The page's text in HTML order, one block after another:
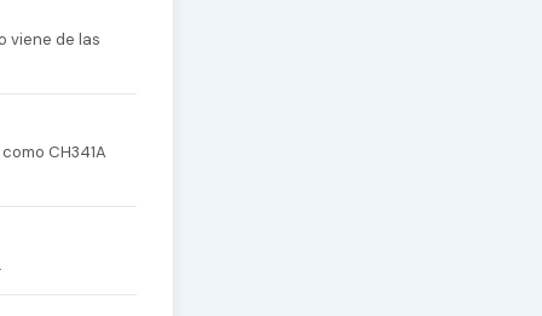
viene de las
CH341A